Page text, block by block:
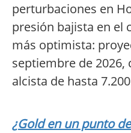
perturbaciones en
presión bajista en el
más optimista:
septiembre de 2026,
alcista de hasta
¿Gold en un punto